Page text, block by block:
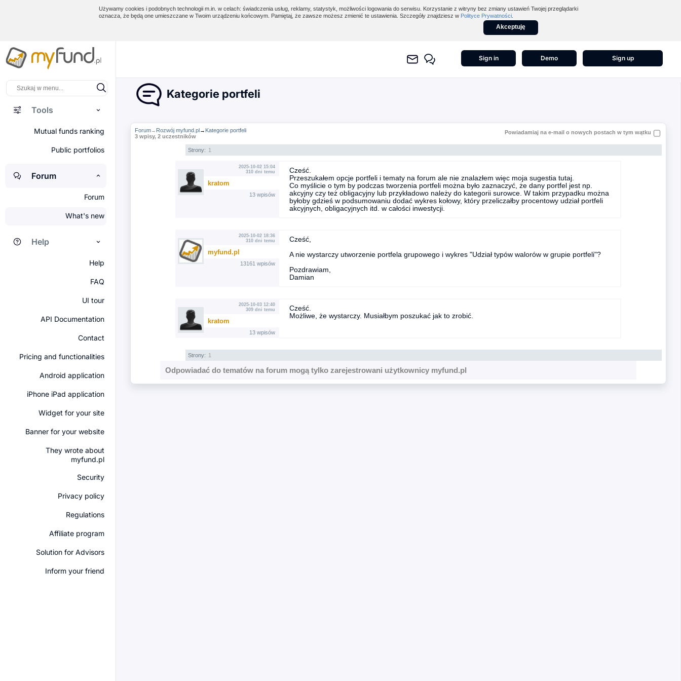
Używamy cookies i podobnych technologii m.in. w celach: świadczenia usług, reklamy, statystyk, możliwości logowania do serwisu. Korzystanie z witryny bez zmiany ustawień Twojej przeglądarki
oznacza, że będą one umieszczane w Twoim urządzeniu końcowym. Pamiętaj, że zawsze możesz zmienić te ustawienia. Szczegóły znajdziesz w Polityce Prywatności
Akceptuję
Tools
Mutual funds ranking
Public portfolios
Forum
Forum
What's new
Help
Help
FAQ
UI tour
API Documentation
Contact
Pricing and functionalities
Android application
iPhone iPad application
Widget for your site
Banner for your website
They wrote about
myfund.pl
Security
Privacy policy
Regulations
Affiliate program
Solution for Advisors
Inform your friend
Sign in Demo Sign up
Kategorie portfeli
Forum→ Rozwój myfund.pl→ Kategorie portfeli
3 wpisy, 2 uczestników
Powiadamiaj na e-mail o nowych postach w tym wątku
Strony: 1
2025-10-02 15:04
310 dni temu
kratom
13 wpisów
Cześć.
Przeszukałem opcje portfeli i tematy na forum ale nie znalazłem więc moja sugestia tutaj.
Co myślicie o tym by podczas tworzenia portfeli można było zaznaczyć, że dany portfel jest np.
akcyjny czy też obligacyjny lub przykładowo należy do kategorii surowce. W takim przypadku można
byłoby gdzieś w podsumowaniu dodać wykres kołowy, który przeliczałby procentowy udział portfeli
akcyjnych, obligacyjnych itd. w całości inwestycji.
2025-10-02 18:36
310 dni temu
myfund.pl
13161 wpisów
Cześć,
A nie wystarczy utworzenie portfela grupowego i wykres "Udział typów walorów w grupie portfeli"?
Pozdrawiam,
Damian
2025-10-03 12:40
309 dni temu
kratom
13 wpisów
Cześć.
Możliwe, że wystarczy. Musiałbym poszukać jak to zrobić.
Strony: 1
Odpowiadać do tematów na forum mogą tylko zarejestrowani użytkownicy myfund.pl